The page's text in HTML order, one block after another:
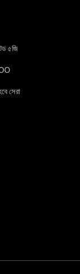
৫জি
সেরা